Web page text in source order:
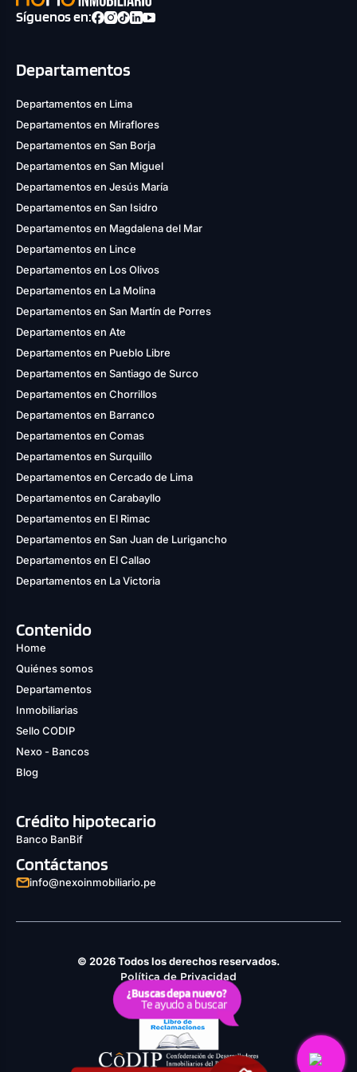
Síguenos en:
Departamentos
Departamentos en Lima
Departamentos en Miraflores
Departamentos en San Borja
Departamentos en San Miguel
Departamentos en Jesús María
Departamentos en San Isidro
Departamentos en Magdalena del Mar
Departamentos en Lince
Departamentos en Los Olivos
Departamentos en La Molina
Departamentos en San Martín de Porres
Departamentos en Ate
Departamentos en Pueblo Libre
Departamentos en Santiago de Surco
Departamentos en Chorrillos
Departamentos en Barranco
Departamentos en Comas
Departamentos en Surquillo
Departamentos en Cercado de Lima
Departamentos en Carabayllo
Departamentos en El Rimac
Departamentos en San Juan de Lurigancho
Departamentos en El Callao
Departamentos en La Victoria
Contenido
Home
Quiénes somos
Departamentos
Inmobiliarias
Sello CODIP
Nexo - Bancos
Blog
Crédito hipotecario
Banco BanBif
Contáctanos
info@nexoinmobiliario.pe
© 2026 Todos los derechos reservados.
Política de Privacidad
Derechos ARCO
Política de Cookies
¿Buscas depa nuevo?
Te ayudo a buscar